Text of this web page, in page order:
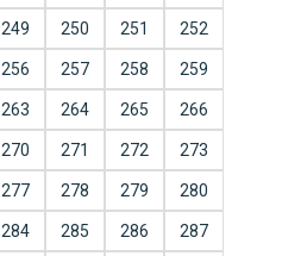
249 250 251 252
256 257 258 259
263 264 265 266
270 271 272 273
277 278 279 280
284 285 286 287